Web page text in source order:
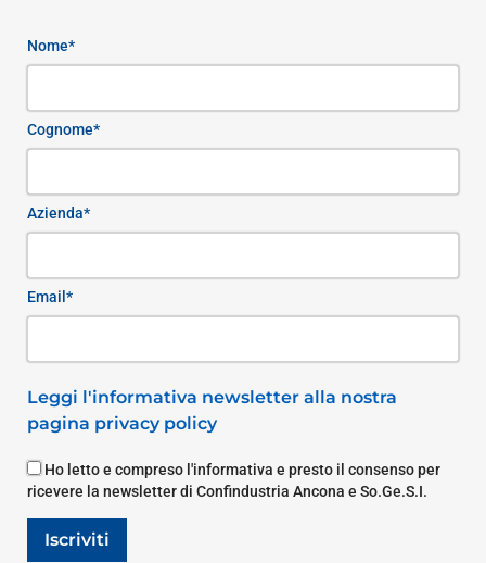
Nome*
Cognome*
Azienda*
Email*
Leggi l'informativa newsletter alla nostra
pagina privacy policy
Ho letto e compreso l'informativa e presto il consenso per
ricevere la newsletter di Confindustria Ancona e So.Ge.S.I.
Iscriviti